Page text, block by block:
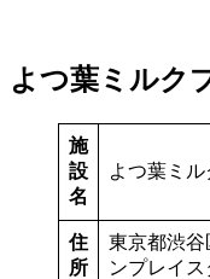
よつ葉ミルク
施
設
名
よつ葉ミ
住
所
東京都渋
ンプレイ